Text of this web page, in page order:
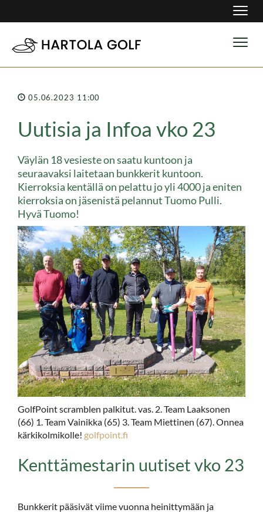
05.06.2023 11:00
Uutisia ja Infoa vko 23
Väylän 18 vesieste on saatu kuntoon ja
seuraavaksi laitetaan bunkkerit kuntoon.
Kierroksia kentällä on pelattu jo yli 4000 ja eniten
kierroksia on jäsenistä pelannut Tuomo Pulli.
Hyvä Tuomo!
GolfPoint scramblen palkitut. vas. 2. Team Laaksonen
(66) 1. Team Vainikka (65) 3. Team Miettinen (67). Onnea
kärkikolmikolle! golfpoint.fi
Kenttämestarin uutiset vko 23
Bunkkerit pääsivät viime vuonna heinittymään ja